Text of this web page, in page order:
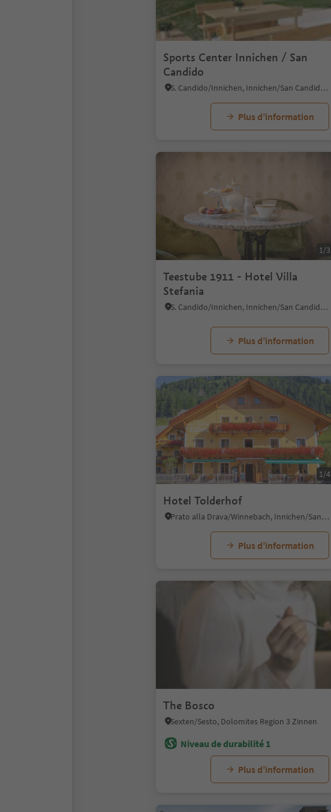
Sports Center Innichen / San
Candido
S. Candido/Innichen, Innichen/San Candido, Dolomites Region 3 Zinnen
Plus d’information
1/3
Teestube 1911 - Hotel Villa
Stefania
S. Candido/Innichen, Innichen/San Candido, Dolomites Region 3 Zinnen
Plus d’information
1/4
Hotel Tolderhof
Prato alla Drava/Winnebach, Innichen/San Candido, Dolomites Region 3 Zinnen
Plus d’information
The Bosco
Sexten/Sesto, Dolomites Region 3 Zinnen
Niveau de durabilité 1
Plus d’information